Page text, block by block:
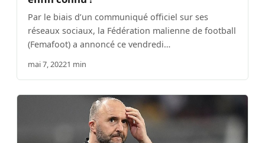
Par le biais d’un communiqué officiel sur ses
réseaux sociaux, la Fédération malienne de football
(Femafoot) a annoncé ce vendredi…
mai 7, 20221 min